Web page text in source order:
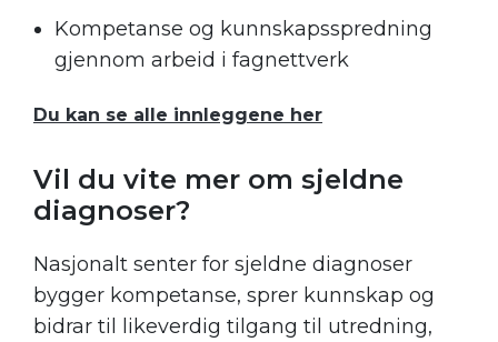
Kompetanse og kunnskapsspredning
gjennom arbeid i fagnettverk
Du kan se alle innleggene her
Vil du vite mer om sjeldne
diagnoser?
Nasjonalt senter for sjeldne diagnoser
bygger kompetanse, sprer kunnskap og
bidrar til likeverdig tilgang til utredning,